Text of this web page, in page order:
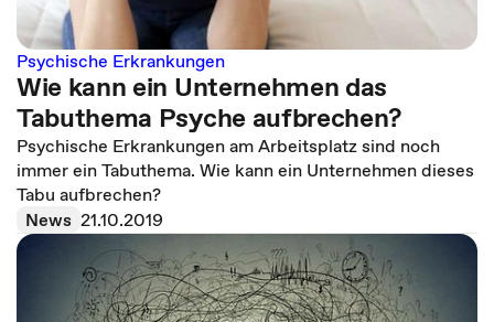
Psychische Erkrankungen
Wie kann ein Unternehmen das
Tabuthema Psyche aufbrechen?
Psychische Erkrankungen am Arbeitsplatz sind noch
immer ein Tabuthema. Wie kann ein Unternehmen dieses
Tabu aufbrechen?
News 21.10.2019